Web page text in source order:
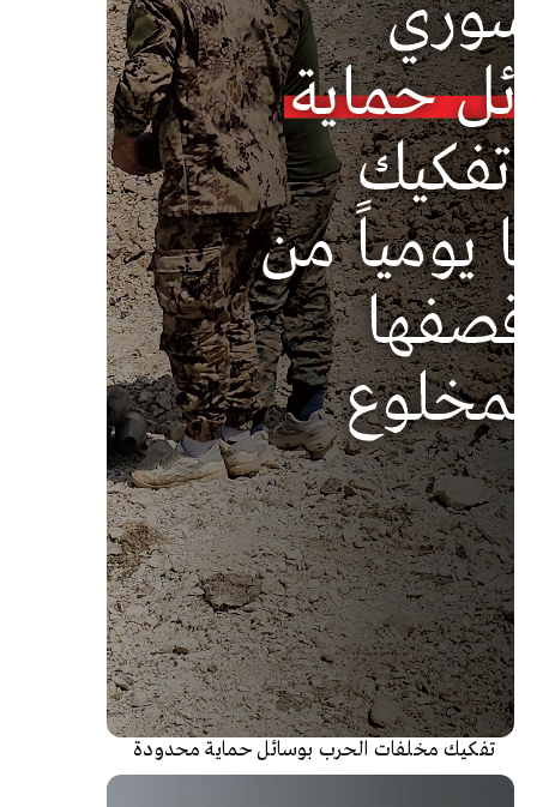
تفكيك مخلفات الحرب بوسائل حماية محدودة